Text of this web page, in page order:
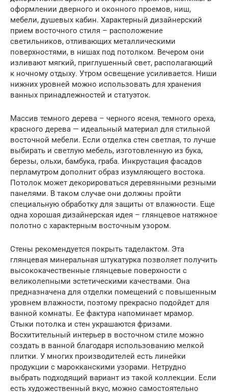
оформлении дверного и оконного проемов, ниш,
мебели, душевых кабин. Характерный дизайнерский
прием восточного стиля – расположение
светильников, отливающих металлическими
поверхностями, в нишах под потолком. Вечером они
изливают мягкий, приглушенный свет, располагающий
к ночному отдыху. Утром освещение усиливается. Ниши
нижних уровней можно использовать для хранения
ванных принадлежностей и статуэток.
Массив темного дерева – черного ясеня, темного ореха,
красного дерева — идеальный материал для стильной
восточной мебели. Если отделка стен светлая, то лучше
выбирать и светлую мебель, изготовленную из бука,
березы, ольхи, бамбука, граба. Инкрустация фасадов
перламутром дополнит образ изумляющего востока.
Потолок может декорироваться деревянными резными
панелями. В таком случае они должны пройти
специальную обработку для защиты от влажности. Еще
одна хорошая дизайнерская идея – глянцевое натяжное
полотно с характерным восточным узором.
Стены рекомендуется покрыть таделактом. Эта
глянцевая минеральная штукатурка позволяет получить
высококачественные глянцевые поверхности с
великолепными эстетическими качествами. Она
предназначена для отделки помещений с повышенным
уровнем влажности, поэтому прекрасно подойдет для
ванной комнаты. Ее фактура напоминает мрамор.
Стыки потолка и стен украшаются фризами.
Восхитительный интерьер в восточном стиле можно
создать в ванной благодаря использованию мелкой
плитки. У многих производителей есть линейки
продукции с марокканскими узорами. Нетрудно
выбрать подходящий вариант из такой коллекции. Если
есть художественный вкус, можно самостоятельно